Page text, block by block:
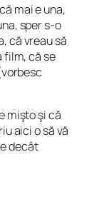
mai e una,
sper s-o
că vreau să
film, că se
mişto şi că
aici o să vă
decât